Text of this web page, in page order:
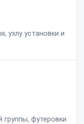
узлу установки и
футеровки